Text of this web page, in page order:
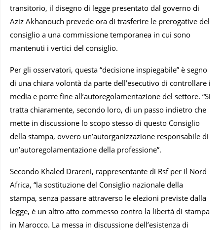
transitorio, il disegno di legge presentato dal governo di
Aziz Akhanouch prevede ora di trasferire le prerogative del
consiglio a una commissione temporanea in cui sono
mantenuti i vertici del consiglio.
Per gli osservatori, questa “decisione inspiegabile” è segno
di una chiara volontà da parte dell’esecutivo di controllare i
media e porre fine all’autoregolamentazione del settore. “Si
tratta chiaramente, secondo loro, di un passo indietro che
mette in discussione lo scopo stesso di questo Consiglio
della stampa, ovvero un’autorganizzazione responsabile di
un’autoregolamentazione della professione”.
Secondo Khaled Drareni, rappresentante di Rsf per il Nord
Africa, “la sostituzione del Consiglio nazionale della
stampa, senza passare attraverso le elezioni previste dalla
legge, è un altro atto commesso contro la libertà di stampa
in Marocco. La messa in discussione dell’esistenza di